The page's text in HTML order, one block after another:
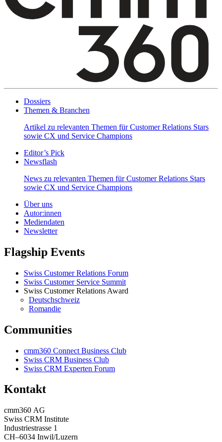
Dossiers
Themen & Branchen
Artikel zu relevanten Themen für Customer Relations Stars
sowie CX und Service Champions
Editor’s Pick
Newsflash
News zu relevanten Themen für Customer Relations Stars
sowie CX und Service Champions
Über uns
Autor:innen
Mediendaten
Newsletter
Flagship Events
Swiss Customer Relations Forum
Swiss Customer Service Summit
Swiss Customer Relations Award
Deutschschweiz
Romandie
Communities
cmm360 Connect Business Club
Swiss CRM Business Club
Swiss CRM Experten Forum
Kontakt
cmm360 AG
Swiss CRM Institute
Industriestrasse 1
CH–6034 Inwil/Luzern